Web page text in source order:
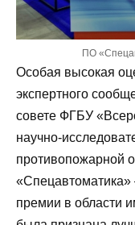
ПО
Особая высокая
экспертного
совете ФГБУ
научно-
противопожарной
премии в области